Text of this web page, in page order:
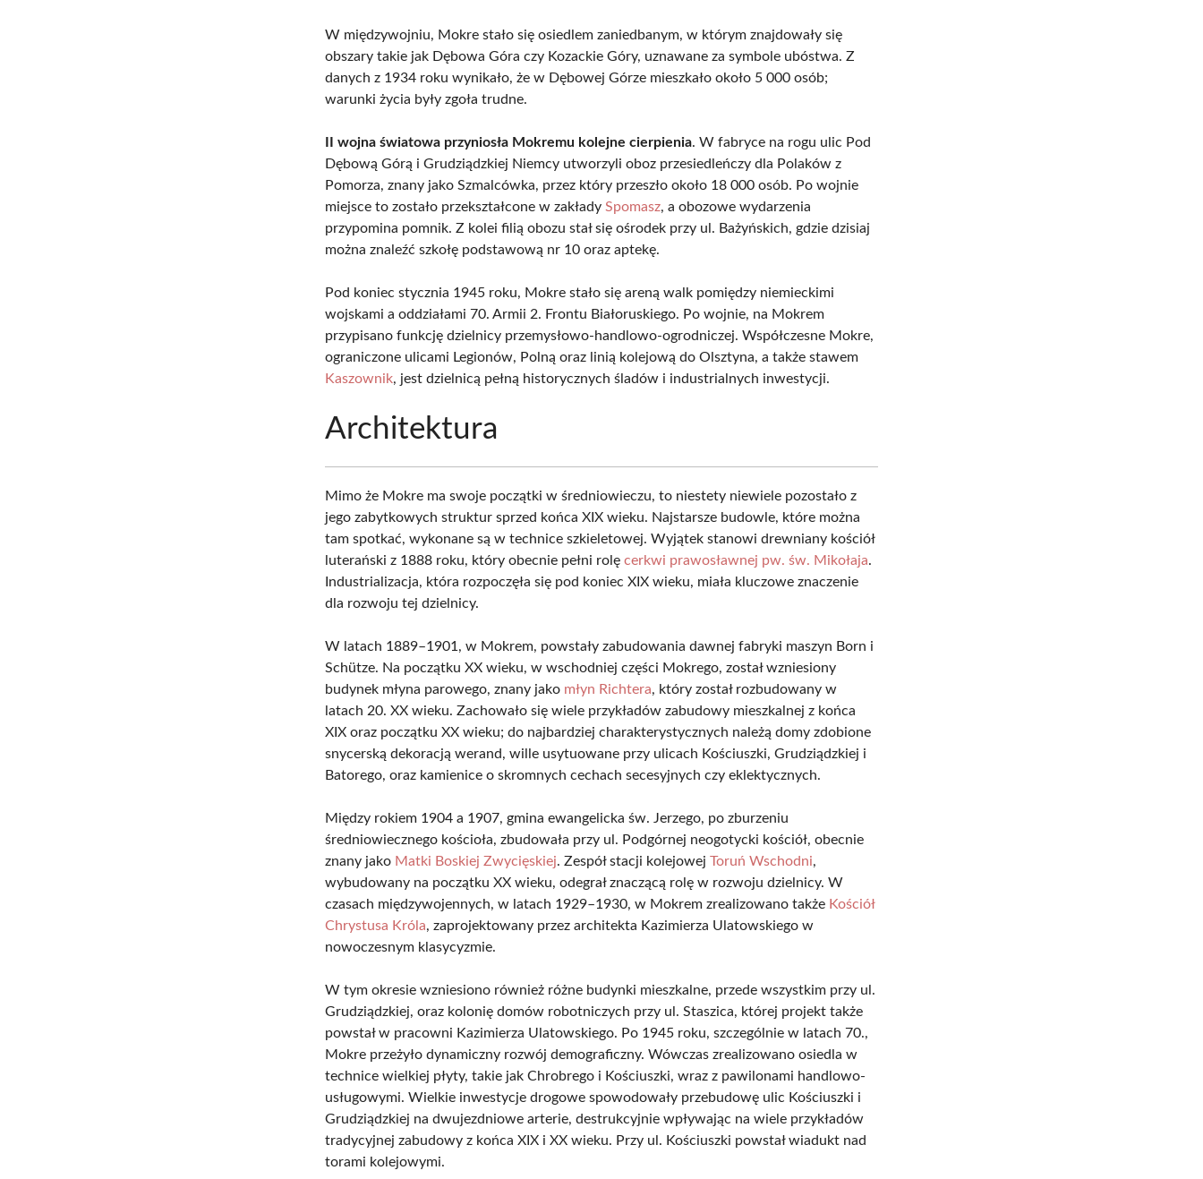
W międzywojniu, Mokre stało się osiedlem zaniedbanym, w którym znajdowały się
obszary takie jak Dębowa Góra czy Kozackie Góry, uznawane za symbole ubóstwa. Z
danych z 1934 roku wynikało, że w Dębowej Górze mieszkało około 5 000 osób;
warunki życia były zgoła trudne.
II wojna światowa przyniosła Mokremu kolejne cierpienia. W fabryce na rogu ulic Pod
Dębową Górą i Grudziądzkiej Niemcy utworzyli oboz przesiedleńczy dla Polaków z
Pomorza, znany jako Szmalcówka, przez który przeszło około 18 000 osób. Po wojnie
miejsce to zostało przekształcone w zakładySpomasz, a obozowe wydarzenia
przypomina pomnik. Z kolei filią obozu stał się ośrodek przy ul. Bażyńskich, gdzie dzisiaj
można znaleźć szkołę podstawową nr 10 oraz aptekę.
Pod koniec stycznia 1945 roku, Mokre stało się areną walk pomiędzy niemieckimi
wojskami a oddziałami 70. Armii 2. Frontu Białoruskiego. Po wojnie, na Mokrem
przypisano funkcję dzielnicy przemysłowo-handlowo-ogrodniczej. Współczesne Mokre,
ograniczone ulicami Legionów, Polną oraz linią kolejową do Olsztyna, a także stawem
Kaszownik, jest dzielnicą pełną historycznych śladów i industrialnych inwestycji.
Architektura
Mimo że Mokre ma swoje początki w średniowieczu, to niestety niewiele pozostało z
jego zabytkowych struktur sprzed końca XIX wieku. Najstarsze budowle, które można
tam spotkać, wykonane są w technice szkieletowej. Wyjątek stanowi drewniany kościół
luterański z 1888 roku, który obecnie pełni rolęcerkwi prawosławnej pw. św. Mikołaja.
Industrializacja, która rozpoczęła się pod koniec XIX wieku, miała kluczowe znaczenie
dla rozwoju tej dzielnicy.
W latach 1889–1901, w Mokrem, powstały zabudowania dawnej fabryki maszyn Born i
Schütze. Na początku XX wieku, w wschodniej części Mokrego, został wzniesiony
budynek młyna parowego, znany jako młyn Richtera, który został rozbudowany w
latach 20. XX wieku. Zachowało się wiele przykładów zabudowy mieszkalnej z końca
XIX oraz początku XX wieku; do najbardziej charakterystycznych należą domy zdobione
snycerską dekoracją werand, wille usytuowane przy ulicach Kościuszki, Grudziądzkiej i
Batorego, oraz kamienice o skromnych cechach secesyjnych czy eklektycznych.
Między rokiem 1904 a 1907, gmina ewangelicka św. Jerzego, po zburzeniu
średniowiecznego kościoła, zbudowała przy ul. Podgórnej neogotycki kościół, obecnie
znany jako Matki Boskiej Zwycięskiej. Zespół stacji kolejowejToruń Wschodni,
wybudowany na początku XX wieku, odegrał znaczącą rolę w rozwoju dzielnicy. W
czasach międzywojennych, w latach 1929–1930, w Mokrem zrealizowano także Kościół
Chrystusa Króla, zaprojektowany przez architekta Kazimierza Ulatowskiego w
nowoczesnym klasycyzmie.
W tym okresie wzniesiono również różne budynki mieszkalne, przede wszystkim przy ul.
Grudziądzkiej, oraz kolonię domów robotniczych przy ul. Staszica, której projekt także
powstał w pracowni Kazimierza Ulatowskiego. Po 1945 roku, szczególnie w latach 70.,
Mokre przeżyło dynamiczny rozwój demograficzny. Wówczas zrealizowano osiedla w
technice wielkiej płyty, takie jak Chrobrego i Kościuszki, wraz z pawilonami handlowo-
usługowymi. Wielkie inwestycje drogowe spowodowały przebudowę ulic Kościuszki i
Grudziądzkiej na dwujezdniowe arterie, destrukcyjnie wpływając na wiele przykładów
tradycyjnej zabudowy z końca XIX i XX wieku. Przy ul. Kościuszki powstał wiadukt nad
torami kolejowymi.